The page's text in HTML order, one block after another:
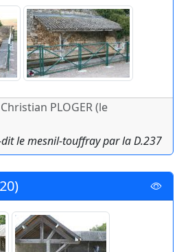
PLOGER (le
le mesnil-touffray par la D.237